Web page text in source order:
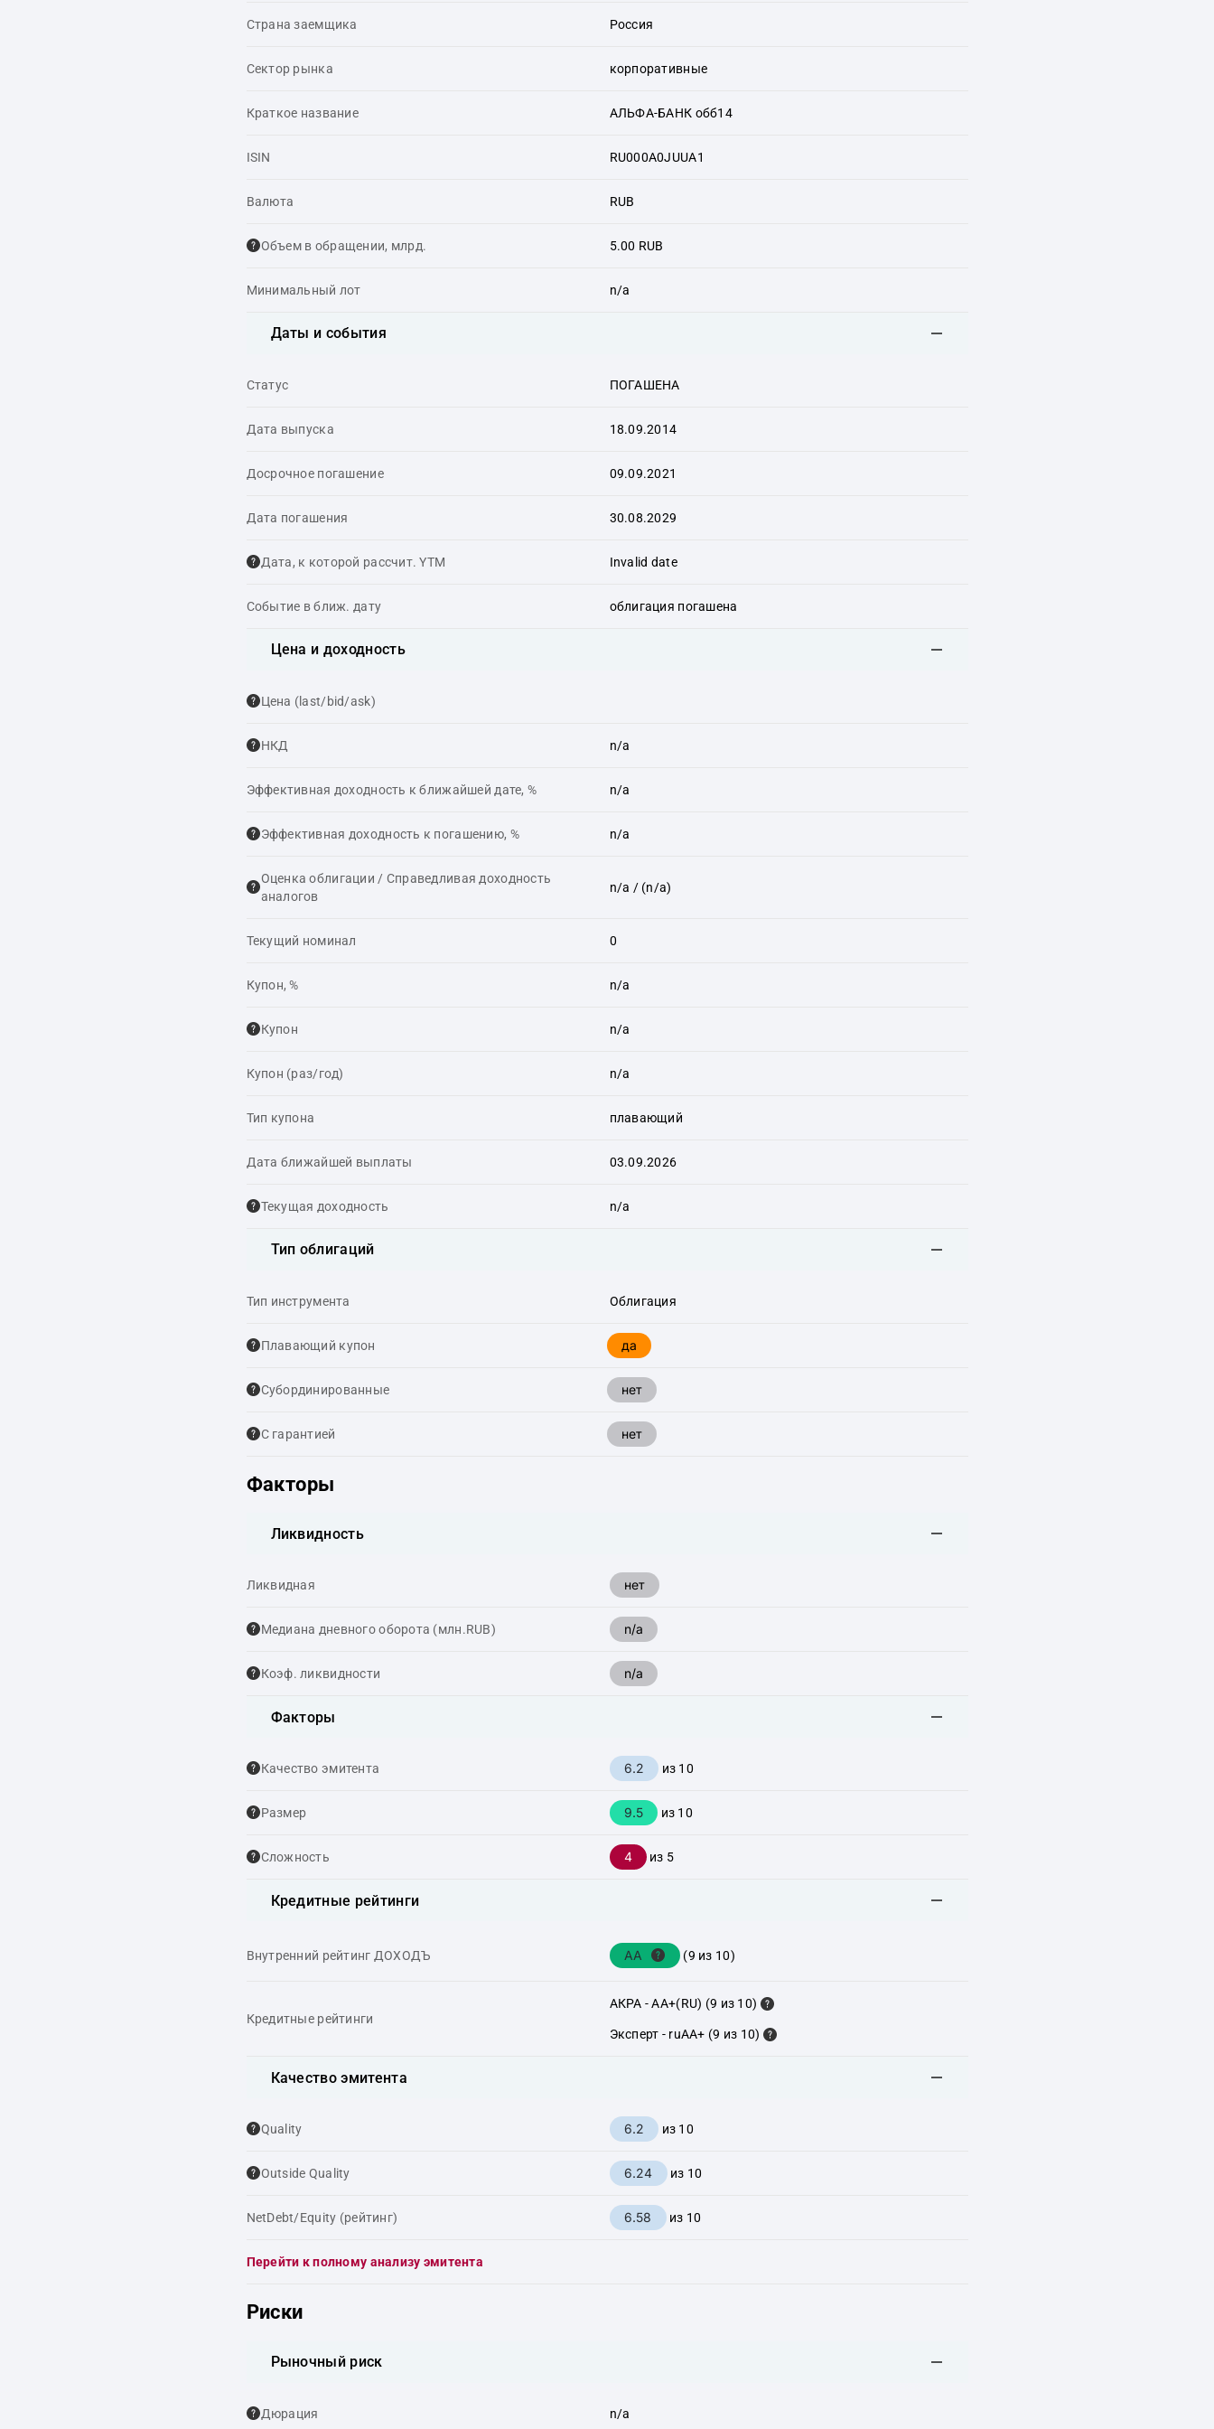
Страна заемщика Россия
Сектор рынка корпоративные
Краткое название АЛЬФА-БАНК обб14
ISIN RU000A0JUUA1
Валюта RUB
Объем в обращении, млрд. 5.00 RUB
Минимальный лот n/a
Даты и события
Статус ПОГАШЕНА
Дата выпуска 18.09.2014
Досрочное погашение 09.09.2021
Дата погашения 30.08.2029
Дата, к которой рассчит. YTM Invalid date
Событие в ближ. дату облигация погашена
Цена и доходность
Цена (last/bid/ask)
НКД n/a
Эффективная доходность к ближайшей дате, % n/a
Эффективная доходность к погашению, % n/a
Оценка облигации / Справедливая доходность
аналогов
n/a / (n/a)
Текущий номинал 0
Купон, % n/a
Купон n/a
Купон (раз/год) n/a
Тип купона плавающий
Дата ближайшей выплаты 03.09.2026
Текущая доходность n/a
Тип облигаций
Тип инструмента Облигация
Плавающий купон да
Cубординированные нет
С гарантией нет
Факторы
Ликвидность
Ликвидная нет
Медиана дневного оборота (млн.RUB) n/a
Коэф. ликвидности n/a
Факторы
Качество эмитента 6.2 из 10
Размер 9.5 из 10
Сложность 4 из 5
Кредитные рейтинги
Внутренний рейтинг ДОХОДЪ AA (9 из 10)
Кредитные рейтинги
АКРА - AA+(RU) (9 из 10)
Эксперт - ruAA+ (9 из 10)
Качество эмитента
Quality 6.2 из 10
Outside Quality 6.24 из 10
NetDebt/Equity (рейтинг) 6.58 из 10
Перейти к полному анализу эмитента
Риски
Рыночный риск
Дюрация n/a